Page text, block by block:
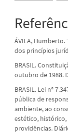
ÁVILA, Humberto.
dos princípios
BRASIL.
outubro de 1988.
BRASIL. Lei nª
pública de
ambiente, ao
estético,
providências.